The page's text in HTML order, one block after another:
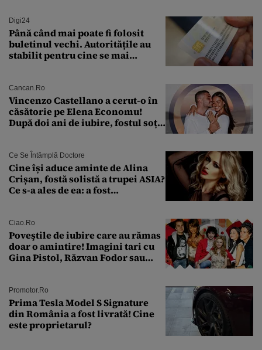
Digi24
Până când mai poate fi folosit
buletinul vechi. Autoritățile au
stabilit pentru cine se mai
Cancan.ro
Vincenzo Castellano a cerut-o în
căsătorie pe Elena Economu!
După doi ani de iubire, fostul soț
Ce Se Întâmplă Doctore
Cine își aduce aminte de Alina
Crișan, fostă solistă a trupei ASIA?
Ce s-a ales de ea: a fost
Ciao.ro
Poveştile de iubire care au rămas
doar o amintire! Imagini tari cu
Gina Pistol, Răzvan Fodor sau
Promotor.ro
Prima Tesla Model S Signature
din România a fost livrată! Cine
este proprietarul?